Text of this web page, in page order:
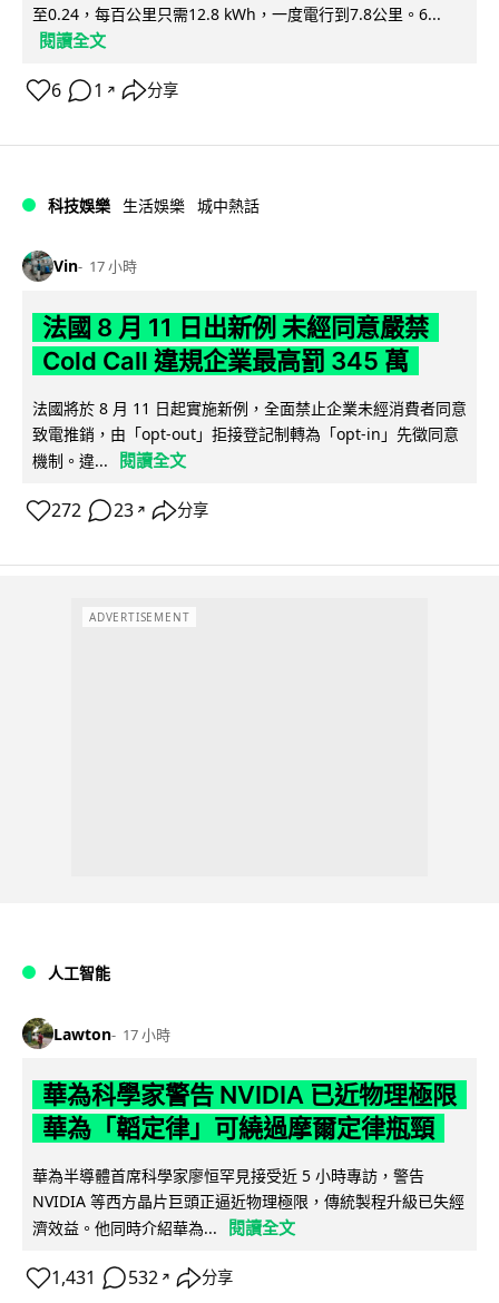
至0.24，每百公里只需12.8 kWh，一度電行到7.8公里。6...
閱讀全文
6 1 ↗ 分享
科技娛樂 生活娛樂 城中熱話
Vin 17 小時
法國 8 月 11 日出新例 未經同意嚴禁
Cold Call 違規企業最高罰 345 萬
法國將於 8 月 11 日起實施新例，全面禁止企業未經消費者同意
致電推銷，由「opt-out」拒接登記制轉為「opt-in」先徵同意
機制。違...
閱讀全文
272 23 ↗ 分享
ADVERTISEMENT
人工智能
Lawton 17 小時
華為科學家警告 NVIDIA 已近物理極限
華為「韜定律」可繞過摩爾定律瓶頸
華為半導體首席科學家廖恒罕見接受近 5 小時專訪，警告
NVIDIA 等西方晶片巨頭正逼近物理極限，傳統製程升級已失經
濟效益。他同時介紹華為...
閱讀全文
1,431 532 ↗ 分享